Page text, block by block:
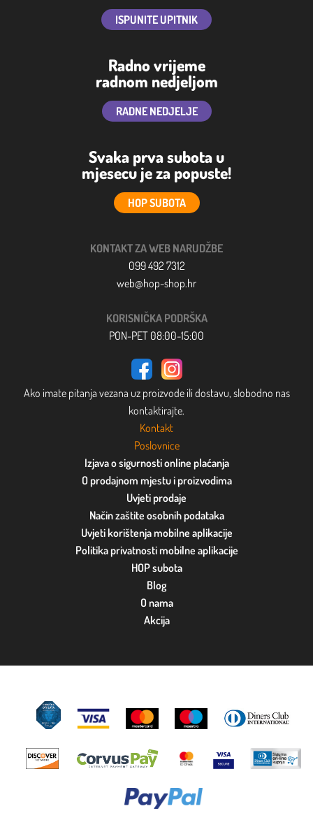
ISPUNITE UPITNIK
Radno vrijeme
radnom nedjeljom
RADNE NEDJELJE
Svaka prva subota u
mjesecu je za popuste!
HOP SUBOTA
KONTAKT ZA WEB NARUDŽBE
099 492 7312
web@hop-shop.hr
KORISNIČKA PODRŠKA
PON-PET 08:00-15:00
Ako imate pitanja vezana uz proizvode ili dostavu, slobodno nas
kontaktirajte.
Kontakt
Poslovnice
Izjava o sigurnosti online plaćanja
O prodajnom mjestu i proizvodima
Uvjeti prodaje
Način zaštite osobnih podataka
Uvjeti korištenja mobilne aplikacije
Politika privatnosti mobilne aplikacije
HOP subota
Blog
O nama
Akcija